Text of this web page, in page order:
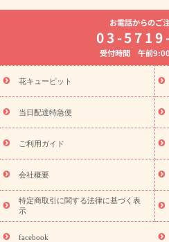
よく贈られる花
お祝いの花特
8月の誕生花(トルコキキョウ)
お供え・お悔やみ お
通夜・葬儀に
ーブドフラワー
季節のイベント
特集
お盆 花（新盆・初盆） 季
盆・初盆）
お盆 花（新盆・初盆）
フト
お盆・お供え プリザーブド
レゼント特集
夏の花贈り・お中
敬老の日におくる花ギフト・プ
花ギフト・プレゼント特集
敬老
老の日 花鉢植えのギフト・プレゼ
フト・プレゼント特集
敬老の日
ペーン
映画『ウォーターガーディ
「きょう誕生日なんです」キャン
誕生日フラワーギフト 誕生日フ
お電話からのご
03-
受付時間 午前
花キューピット
当日配達特急便
ご利用ガイド
会社概要
特定商取引に関する法律に基づく表
示
facebook